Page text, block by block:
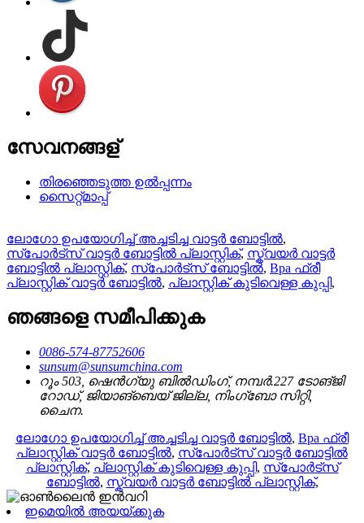
സേവനങ്ങള്
തിരഞ്ഞെടുത്ത ഉൽപ്പന്നം
സൈറ്റ്മാപ്പ്
ലോഗോ ഉപയോഗിച്ച് അച്ചടിച്ച വാട്ടർ ബോട്ടിൽ,
സ്പോർട്സ് വാട്ടർ ബോട്ടിൽ പ്ലാസ്റ്റിക്, സ്ക്വയർ വാട്ടർ
ബോട്ടിൽ പ്ലാസ്റ്റിക്, സ്പോർട്സ് ബോട്ടിൽ, Bpa ഫ്രീ
പ്ലാസ്റ്റിക് വാട്ടർ ബോട്ടിൽ, പ്ലാസ്റ്റിക് കുടിവെള്ള കുപ്പി,
ഞങ്ങളെ സമീപിക്കുക
0086-574-87752606
sunsum@sunsumchina.com
റൂം 503, ഷെൻഗ്യു ബിൽഡിംഗ്, നമ്പർ.227 ടോങ്ജി
റോഡ്, ജിയാങ്‌ബെയ് ജില്ല, നിംഗ്ബോ സിറ്റി,
ചൈന.
ലോഗോ ഉപയോഗിച്ച് അച്ചടിച്ച വാട്ടർ ബോട്ടിൽ, Bpa ഫ്രീ
പ്ലാസ്റ്റിക് വാട്ടർ ബോട്ടിൽ, സ്പോർട്സ് വാട്ടർ ബോട്ടിൽ
പ്ലാസ്റ്റിക്, പ്ലാസ്റ്റിക് കുടിവെള്ള കുപ്പി, സ്പോർട്സ്
ബോട്ടിൽ, സ്ക്വയർ വാട്ടർ ബോട്ടിൽ പ്ലാസ്റ്റിക്,
ഇമെയിൽ അയയ്ക്കുക